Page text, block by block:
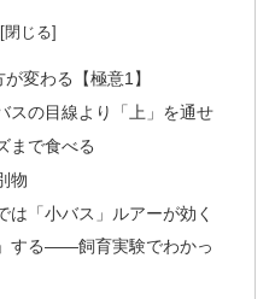
変わる【極意1】
スの目線より「上」を通せ
まで食べる
物
は「小バス」ルアーが効く
する——飼育実験でわかっ